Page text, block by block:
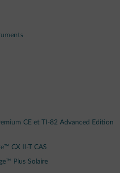
CE et TI-82 Advanced Edition
CX II-T CAS
Plus Solaire